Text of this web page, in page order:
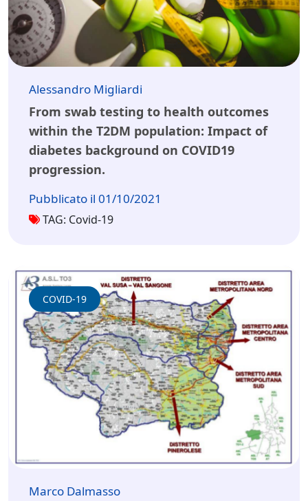
Alessandro Migliardi
From swab testing to health outcomes
within the T2DM population: Impact of
diabetes background on COVID19
progression.
Pubblicato il 01/10/2021
TAG: Covid-19
COVID-19
Marco Dalmasso